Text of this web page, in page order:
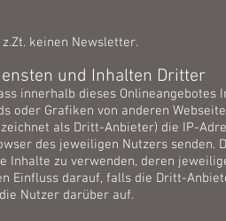
keinen Newsletter.
und Inhalten Dritter
innerhalb dieses
oder Grafiken von anderen
als Dritt-Anbieter) die IP-
des jeweiligen Nutzers
Inhalte zu verwenden, deren
Einfluss darauf, falls die Dritt-
Nutzer darüber auf.